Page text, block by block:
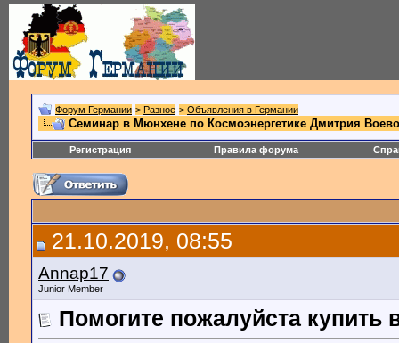
Форум Германии > Разное > Объявления в Германии
Семинар в Мюнхене по Космоэнергетике Дмитрия
Регистрация Правила форума
21.10.2019, 08:55
Annap17
Junior Member
Помогите пожалуйста купить